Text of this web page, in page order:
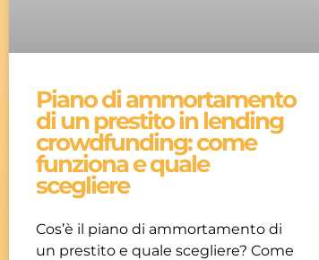
Piano di ammortamento
di un prestito in lending
crowdfunding: come
funziona e quale
scegliere
Cos’è il piano di ammortamento di
un prestito e quale scegliere? Come